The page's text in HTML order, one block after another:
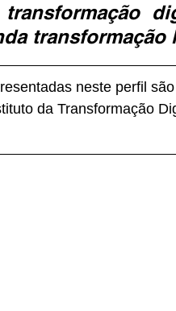
transformação
transformação
neste perfil
da Transformação